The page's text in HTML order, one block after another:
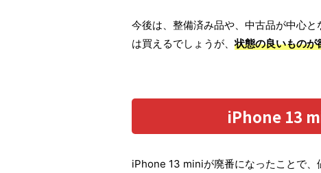
今後は、整備済み品や、中古品が中心
は買えるでしょうが、状態の良いものが
iPhone 13
iPhone 13 miniが廃番になったことで、